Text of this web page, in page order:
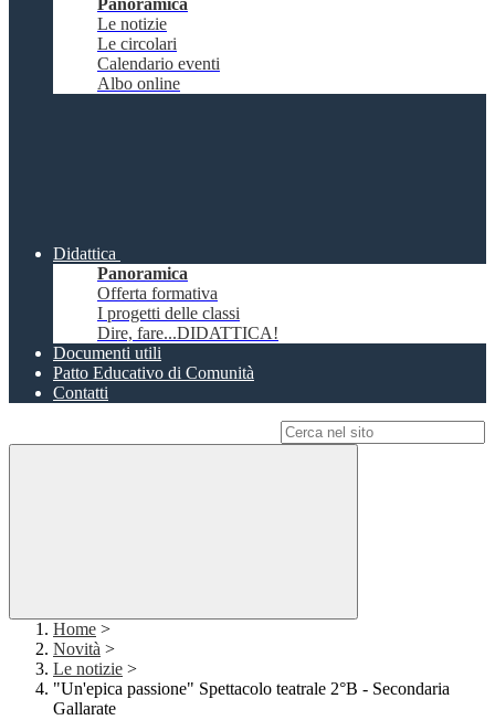
Panoramica
Le notizie
Le circolari
Calendario eventi
Albo online
Didattica
Panoramica
Offerta formativa
I progetti delle classi
Dire, fare...DIDATTICA!
Documenti utili
Patto Educativo di Comunità
Contatti
Home >
Novità >
Le notizie >
"Un'epica passione" Spettacolo teatrale 2°B - Secondaria
Gallarate